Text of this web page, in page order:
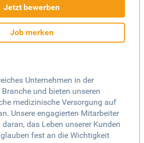
Jetzt bewerben
Job merken
Unternehmen in der
und bieten unseren
medizinische Versorgung auf
Unsere engagierten Mitarbeiter
das Leben unserer Kunden
fest an die Wichtigkeit